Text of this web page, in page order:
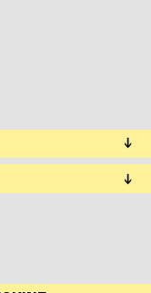
Nacional de
que celebra
que
– do
a riqueza da